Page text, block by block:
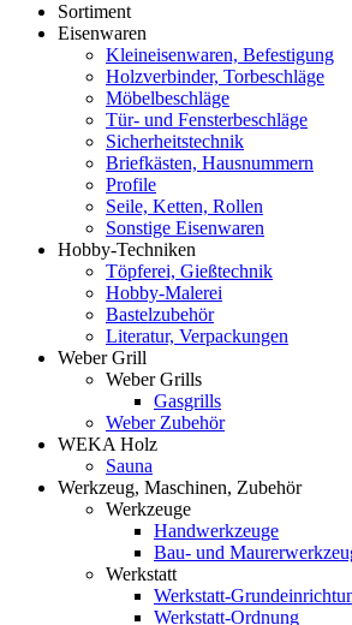
Sortiment
Eisenwaren
Kleineisenwaren, Befestigung
Holzverbinder, Torbeschläge
Möbelbeschläge
Tür- und Fensterbeschläge
Sicherheitstechnik
Briefkästen, Hausnummern
Profile
Seile, Ketten, Rollen
Sonstige Eisenwaren
Hobby-Techniken
Töpferei, Gießtechnik
Hobby-Malerei
Bastelzubehör
Literatur, Verpackungen
Weber Grill
Weber Grills
Gasgrills
Weber Zubehör
WEKA Holz
Sauna
Werkzeug, Maschinen, Zubehör
Werkzeuge
Handwerkzeuge
Bau- und
Werkstatt
Werkstatt-
Werkstatt-Ordnung